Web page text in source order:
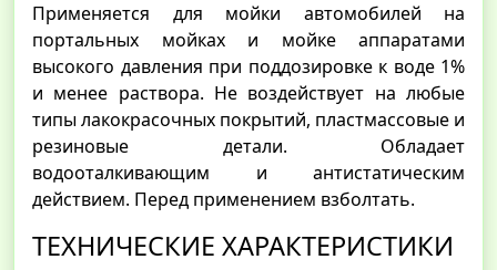
Применяется для мойки автомобилей на
портальных мойках и мойке аппаратами
высокого давления при поддозировке к воде 1%
и менее раствора. Не воздействует на любые
типы лакокрасочных покрытий, пластмассовые и
резиновые детали. Обладает
водооталкивающим и антистатическим
действием. Перед применением взболтать.
ТЕХНИЧЕСКИЕ ХАРАКТЕРИСТИКИ